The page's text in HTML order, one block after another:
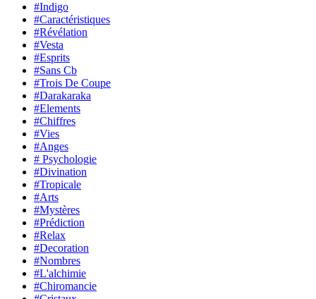
#Indigo
#Caractéristiques
#Révélation
#Vesta
#Esprits
#Sans Cb
#Trois De Coupe
#Darakaraka
#Elements
#Chiffres
#Vies
#Anges
# Psychologie
#Divination
#Tropicale
#Arts
#Mystères
#Prédiction
#Relax
#Decoration
#Nombres
#L'alchimie
#Chiromancie